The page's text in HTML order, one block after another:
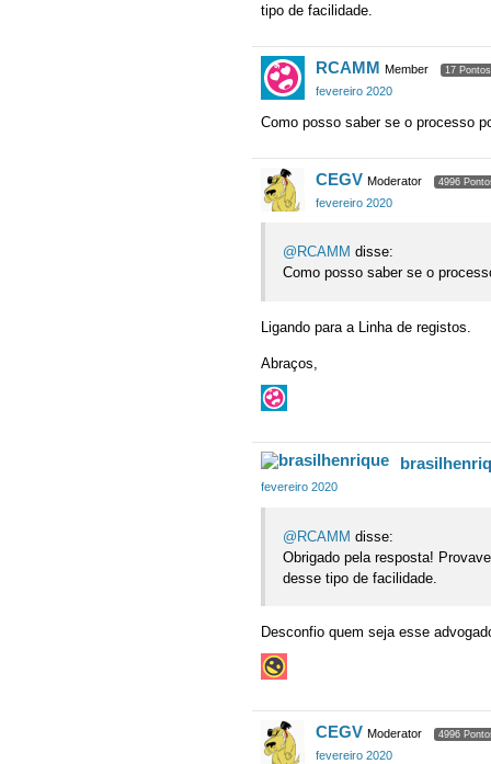
tipo de facilidade.
RCAMM Member 17 Pontos
fevereiro 2020
Como posso saber se o processo
CEGV Moderator 4996
fevereiro 2020
@RCAMM disse:
Como posso saber se o
Ligando para a Linha de registos.
Abraços,
fevereiro 2020
@RCAMM disse:
Obrigado pela resposta!
desse tipo de facilidade.
Desconfio quem seja esse
CEGV Moderator 4996
fevereiro 2020